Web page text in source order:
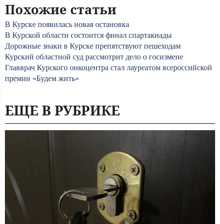
Похожие статьи
В Курске появилась новая остановка
В Курской области состоится финал спартакиады
Дорожные знаки в Курске препятствуют пешеходам
Курский областной суд рассмотрит дело о госизмене
Главврач Курского онкоцентра стал лауреатом всероссийской
премии «Будем жить»
ЕЩЕ В РУБРИКЕ